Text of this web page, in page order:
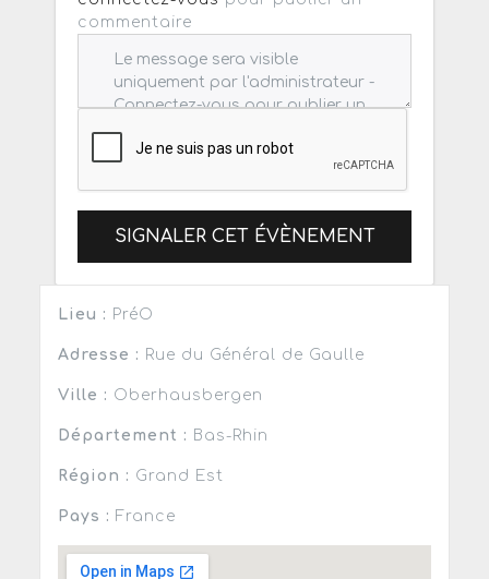
commentaire
SIGNALER CET ÉVÈNEMENT
Lieu : PréO
Adresse : Rue du Général de Gaulle
Ville : Oberhausbergen
Département : Bas-Rhin
Région : Grand Est
Pays : France